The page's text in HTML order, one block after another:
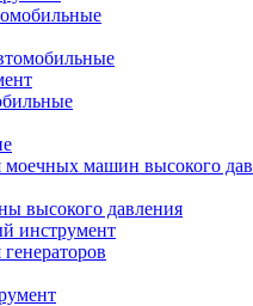
моечных машин высокого
высокого давления
инструмент